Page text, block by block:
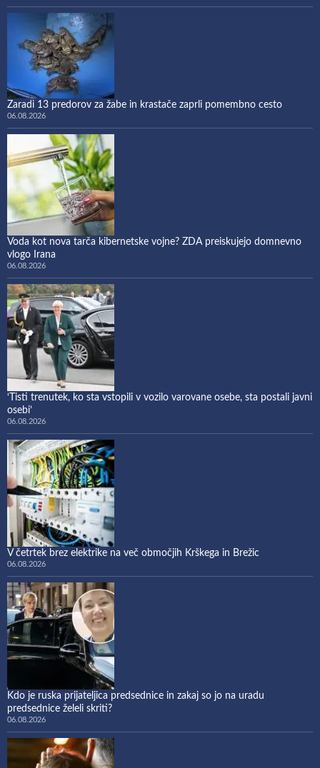
Zaradi 13 predorov za žabe in krastače zaprli pomembno cesto
06.08.2026
Voda kot nova tarča kibernetske vojne? ZDA preiskujejo domnevno
vlogo Irana
06.08.2026
‘Tisti trenutek, ko sta vstopili v vozilo varovane osebe, sta postali javni
osebi’
06.08.2026
V četrtek brez elektrike na več območjih Krškega in Brežic
06.08.2026
Kdo je ruska prijateljica predsednice in zakaj so jo na uradu
predsednice želeli skriti?
06.08.2026